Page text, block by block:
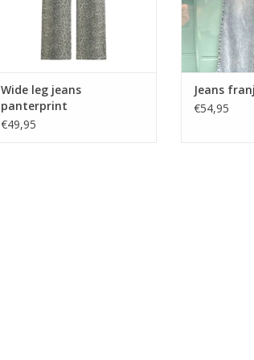
Wide leg jeans
panterprint
€49,95
Jeans
€54,95